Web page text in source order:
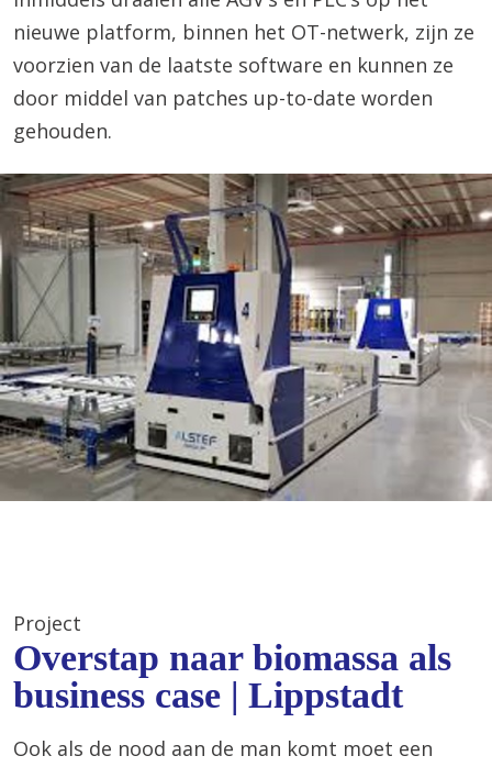
nieuwe platform, binnen het OT-netwerk, zijn ze
voorzien van de laatste software en kunnen ze
door middel van patches up-to-date worden
gehouden.
Project
Overstap naar biomassa als
business case | Lippstadt
Ook als de nood aan de man komt moet een